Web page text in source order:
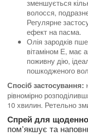
зменшується
волосся,
Регулярне
ефект на пасма.
Олія зародків
вітаміном Е, має
поживну дію,
пошкодженого
Спосіб застосування:
рівномірно
10 хвилин. Ретельно
Спрей для
пом’якшує та